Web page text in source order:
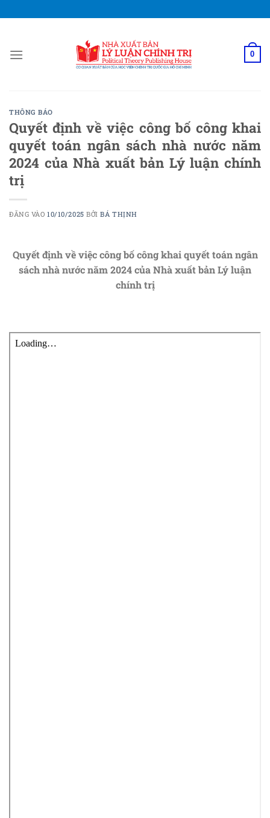
qua
dung
0
THÔNG BÁO
Quyết định về việc công bố công khai
quyết toán ngân sách nhà nước năm
2024 của Nhà xuất bản Lý luận chính
trị
ĐĂNG VÀO10/10/2025 BỞIBÁ THỊNH
Quyết định về việc công bố công khai quyết toán ngân
sách nhà nước năm 2024 của Nhà xuất bản Lý luận
chính trị